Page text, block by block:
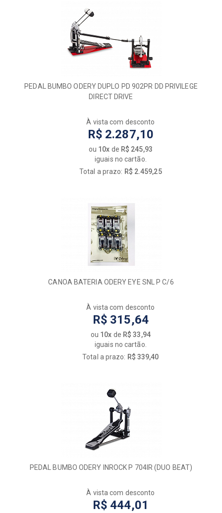
PEDAL BUMBO ODERY DUPLO PD 902PR DD PRIVILEGE
DIRECT DRIVE
À vista com desconto
R$ 2.287,10
ou 10x de R$ 245,93
iguais no cartão.
Total a prazo: R$ 2.459,25
CANOA BATERIA ODERY EYE SNL P C/6
À vista com desconto
R$ 315,64
ou 10x de R$ 33,94
iguais no cartão.
Total a prazo: R$ 339,40
PEDAL BUMBO ODERY INROCK P 704IR (DUO BEAT)
À vista com desconto
R$ 444,01